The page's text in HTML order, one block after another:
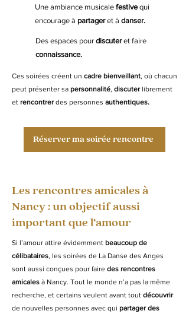
Une ambiance musicale festivequi
encourage à partageret à danser.
Des espaces pour discuteret faire
connaissance.
Ces soirées créent un cadre bienveillant, où chacun
peut présenter sa personnalité, discuterlibrement
et rencontrerdes personnes authentiques.
Réserver ma soirée rencontre
Les rencontres amicales à
Nancy : un objectif aussi
important que l’amour
Si l’amour attire évidemment beaucoup de
célibataires, les soirées de La Danse des Anges
sont aussi conçues pour faire des rencontres
amicales à Nancy. Tout le monde n’a pas la même
recherche, et certains veulent avant tout découvrir
de nouvelles personnes avec qui partager des